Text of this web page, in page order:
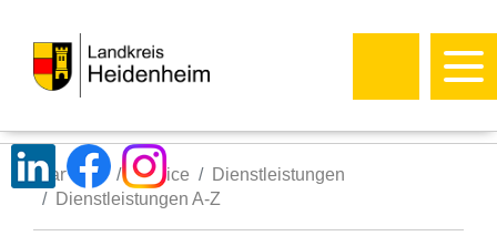
Startseite Service
Dienstleistungen
Dienstleistungen A-Z